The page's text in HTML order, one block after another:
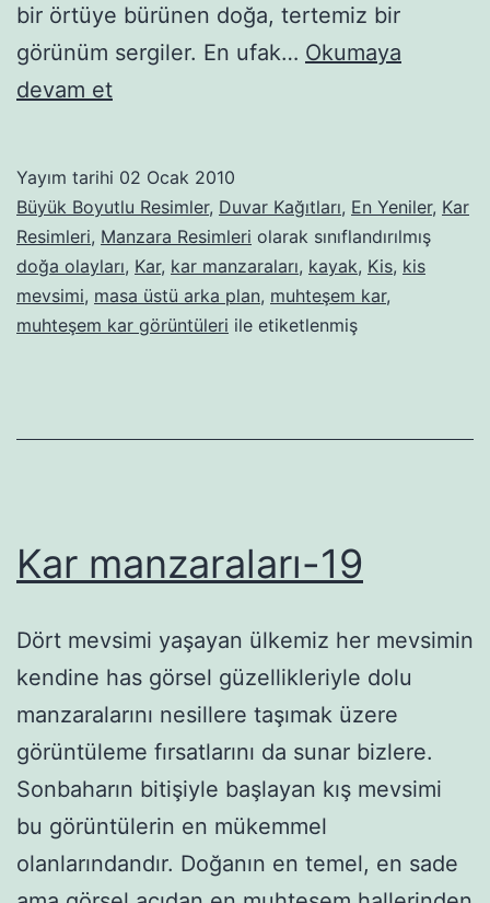
bir örtüye bürünen doğa, tertemiz bir
görünüm sergiler. En ufak… Okumaya
devam etKar
Yayım tarihi 02 Ocak 2010
Büyük Boyutlu Resimler, Duvar Kağıtları, En Yeniler, Kar
Resimleri, Manzara Resimleri olarak sınıflandırılmış
doğa olayları, Kar, kar manzaraları, kayak, Kis, kis
mevsimi, masa üstü arka plan, muhteşem kar,
muhteşem kar görüntüleri ile etiketlenmiş
Kar manzaraları-19
Dört mevsimi yaşayan ülkemiz her mevsimin
kendine has görsel güzellikleriyle dolu
manzaralarını nesillere taşımak üzere
görüntüleme fırsatlarını da sunar bizlere.
Sonbaharın bitişiyle başlayan kış mevsimi
bu görüntülerin en mükemmel
olanlarındandır. Doğanın en temel, en sade